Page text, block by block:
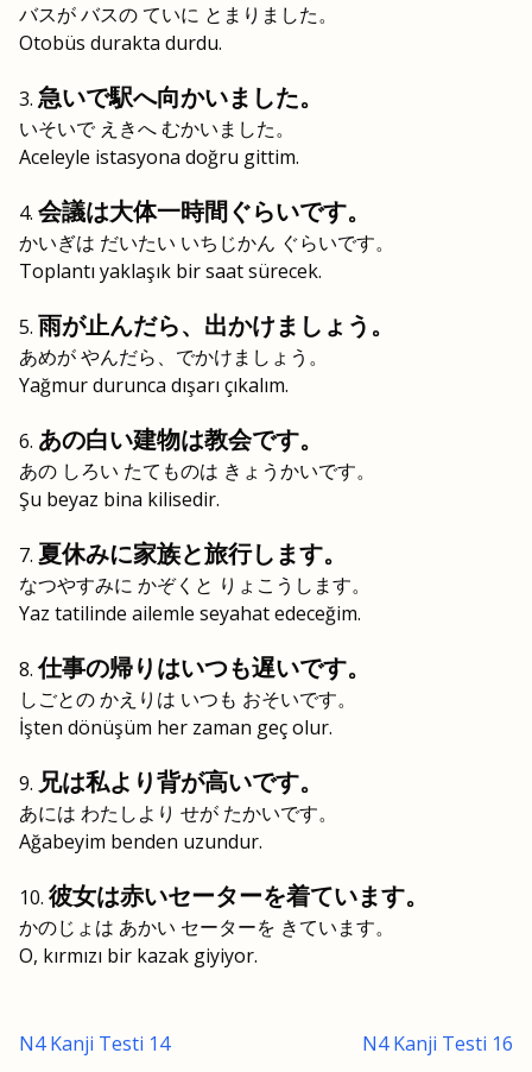
バスが バスの ていに とまりました。
Otobüs durakta durdu.
急いで駅へ向かいました。
いそいで えきへ むかいました。
Aceleyle istasyona doğru gittim.
会議は大体一時間ぐらいです。
かいぎは だいたい いちじかん ぐらいです。
Toplantı yaklaşık bir saat sürecek.
雨が止んだら、出かけましょう。
あめが やんだら、でかけましょう。
Yağmur durunca dışarı çıkalım.
あの白い建物は教会です。
あの しろい たてものは きょうかいです。
Şu beyaz bina kilisedir.
夏休みに家族と旅行します。
なつやすみに かぞくと りょこうします。
Yaz tatilinde ailemle seyahat edeceğim.
仕事の帰りはいつも遅いです。
しごとの かえりは いつも おそいです。
İşten dönüşüm her zaman geç olur.
兄は私より背が高いです。
あには わたしより せが たかいです。
Ağabeyim benden uzundur.
彼女は赤いセーターを着ています。
かのじょは あかい セーターを きています。
O, kırmızı bir kazak giyiyor.
N4 Kanji Testi 14 N4 Kanji Testi 16